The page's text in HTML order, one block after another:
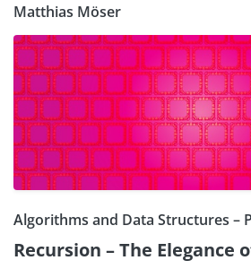
Matthias Möser
Algorithms and Data Structures –
Recursion – The Elegance